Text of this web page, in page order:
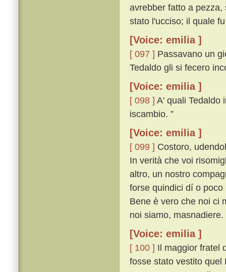
avrebber fatto a
stato l'ucciso; il quale
[Voice: emilia ]
[ 097 ] Passavano un
Tedaldo gli si fecero
[Voice: emilia ]
[ 098 ] A' quali Tedaldo
iscambio. ”
[Voice: emilia ]
[ 099 ] Costoro,
In verità che voi
altro, un nostro
forse quindici dí o
Bene è vero che noi ci
noi siamo, masnadiere.
[Voice: emilia ]
[ 100 ] Il maggior fratel
fosse stato vestito